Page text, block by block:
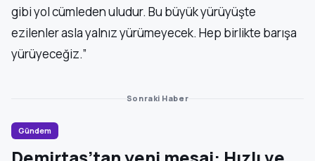
gibi yol cümleden uludur. Bu büyük yürüyüşte
ezilenler asla yalnız yürümeyecek. Hep birlikte barışa
yürüyeceğiz.”
Sonraki Haber
Gündem